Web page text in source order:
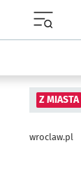
Z MIASTA
wroclaw.pl